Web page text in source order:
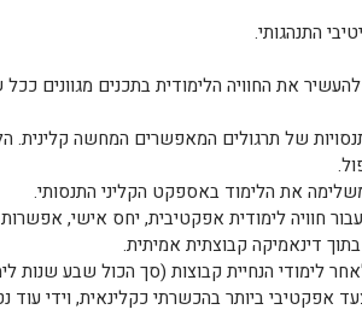
התנהגותי.
את החוויה הלימודית בתכנים מגוונים ככל
של תרגולים המאפשרים המחשה קלינית.
את הלימוד באספקט הקליני התנסותי.
חוויה לימודית אפקטיבית, יחס אישי,
דינאמיקה קבוצתית אמיתית.
לימודי הנחיית קבוצות (סך הכול שבע שנות
אפקטיבי ביותר בהכשרתי כקלינאית, וידי עוד